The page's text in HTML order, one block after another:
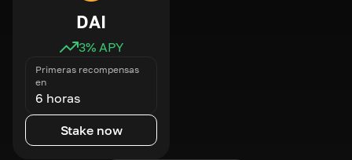
DAI
3% APY
Primeras recompensas
en
6 horas
Stake now